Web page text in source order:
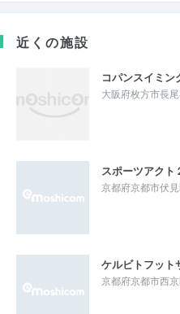
近くの施設
コパンスイミン
大阪府枚方市長
スポーツアクト
京都府京都市伏
ケルビトフット
京都府京都市西